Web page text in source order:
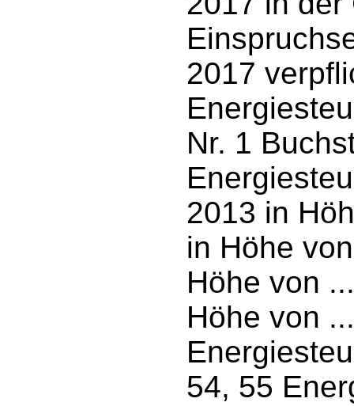
2017
Nr. 1
2013 in
in Höhe
Höhe von
Höhe von
54, 55